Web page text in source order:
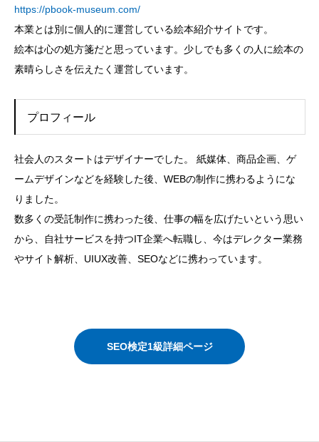
https://pbook-museum.com/
本業とは別に個人的に運営している絵本紹介サイトです。
絵本は心の処方箋だと思っています。少しでも多くの人に絵本の
素晴らしさを伝えたく運営しています。
プロフィール
社会人のスタートはデザイナーでした。 紙媒体、商品企画、ゲ
ームデザインなどを経験した後、WEBの制作に携わるようにな
りました。
数多くの受託制作に携わった後、仕事の幅を広げたいという思い
から、自社サービスを持つIT企業へ転職し、今はデレクター業務
やサイト解析、UIUX改善、SEOなどに携わっています。
SEO検定1級詳細ページ